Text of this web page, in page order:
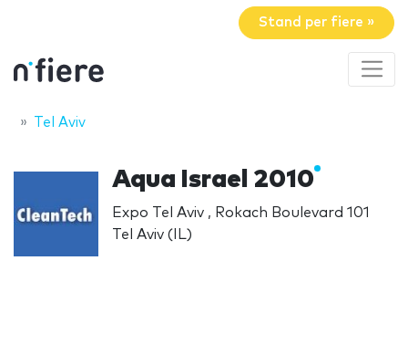
Stand per fiere »
Tel Aviv
Aqua Israel 2010
Expo Tel Aviv , Rokach Boulevard 101
Tel Aviv (IL)